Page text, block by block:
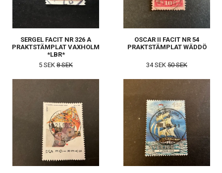
SERGEL FACIT NR 326 A
PRAKTSTÄMPLAT VAXHOLM
*LBR*
5 SEK 8 SEK
OSCAR II FACIT NR 54
PRAKTSTÄMPLAT WÄDDÖ
34 SEK 50 SEK